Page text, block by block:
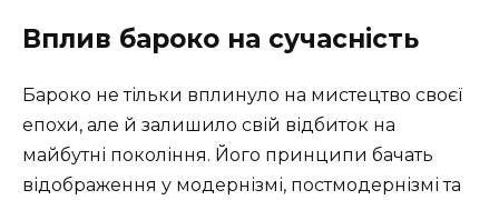
Вплив бароко на сучасність
Бароко не тільки вплинуло на мистецтво своєї
епохи, але й залишило свій відбиток на
майбутні покоління. Його принципи бачать
відображення у модернізмі, постмодернізмі та